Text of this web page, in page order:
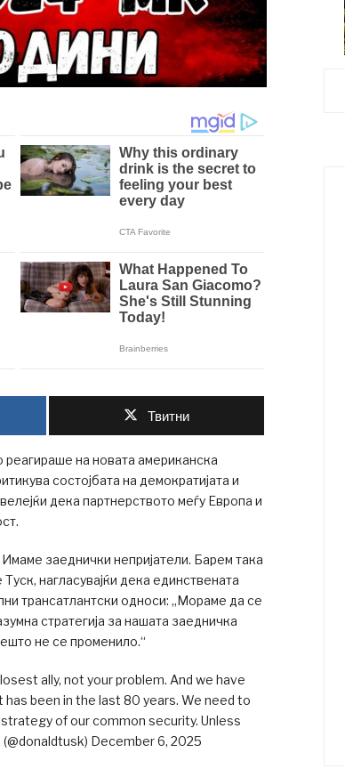
Твитни
на новата американска
состојбата на демократијата и
дека партнерството меѓу Европа и
заеднички непријатели. Барем така
нагласувајќи дека единствената
трансатлантски односи: „Мораме да се
стратегија за нашата заедничка
не се променило.“
ally, not your problem. And we have
been in the last 80 years. We need to
of our common security. Unless
December 6, 2025